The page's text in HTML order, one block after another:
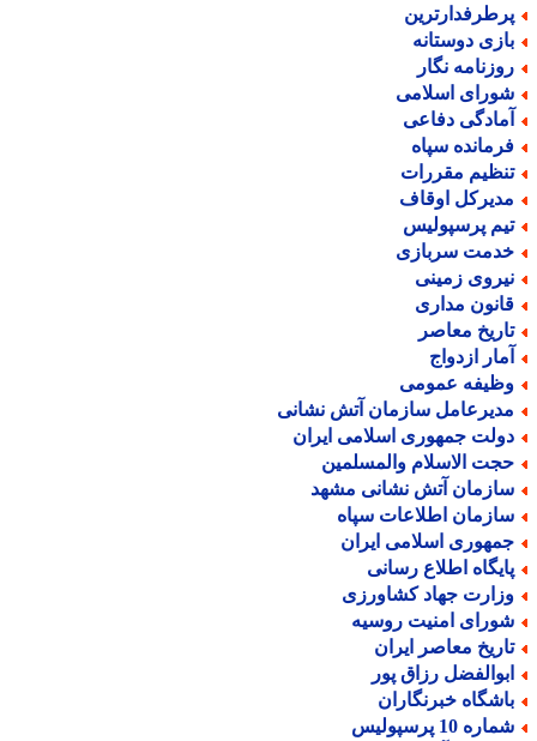
دوستانه
نگار
اسلامی
دفاعی
سپاه
مقررات
اوقاف
پرسپولیس
سربازی
زمینی
مداری
معاصر
ازدواج
عمومی
سازمان آتش نشانی
جمهوری اسلامی ایران
الاسلام والمسلمین
آتش نشانی مشهد
اطلاعات سپاه
اسلامی ایران
اطلاع رسانی
جهاد کشاورزی
امنیت روسیه
معاصر ایران
رزاق پور
خبرنگاران
10 پرسپولیس